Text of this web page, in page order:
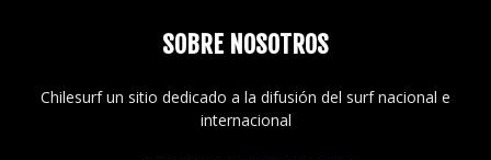
SOBRE NOSOTROS
Chilesurf un sitio dedicado a la difusión del surf nacional e
internacional